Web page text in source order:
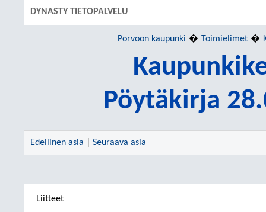
DYNASTY TIETOPALVELU
Porvoon kaupunki Toimielimet
Pöytäkirja
Edellinen asia Seuraava asia
Liitteet